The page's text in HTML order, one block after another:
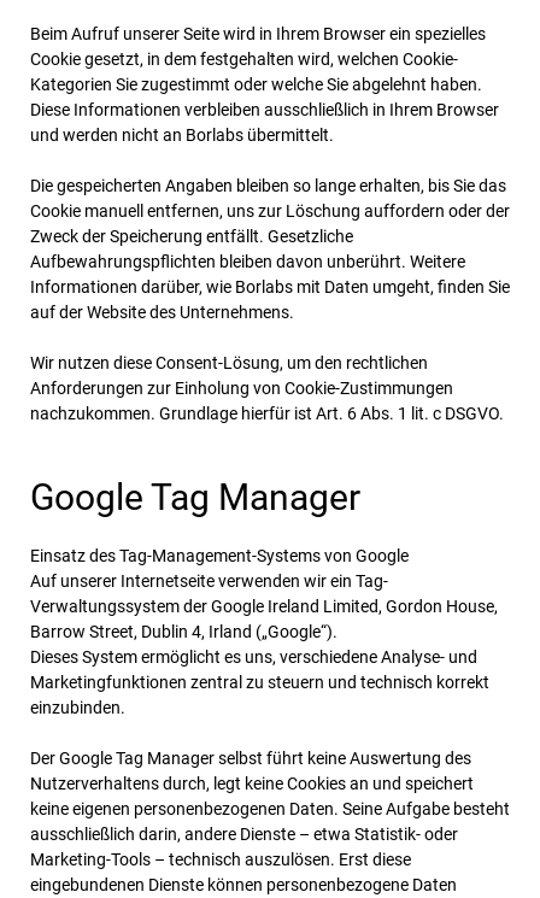
Beim Aufruf unserer Seite wird in Ihrem Browser ein spezielles
Cookie gesetzt, in dem festgehalten wird, welchen Cookie-
Kategorien Sie zugestimmt oder welche Sie abgelehnt haben.
Diese Informationen verbleiben ausschließlich in Ihrem Browser
und werden nicht an Borlabs übermittelt.
Die gespeicherten Angaben bleiben so lange erhalten, bis Sie das
Cookie manuell entfernen, uns zur Löschung auffordern oder der
Zweck der Speicherung entfällt. Gesetzliche
Aufbewahrungspflichten bleiben davon unberührt. Weitere
Informationen darüber, wie Borlabs mit Daten umgeht, finden Sie
auf der Website des Unternehmens.
Wir nutzen diese Consent-Lösung, um den rechtlichen
Anforderungen zur Einholung von Cookie-Zustimmungen
nachzukommen. Grundlage hierfür ist Art. 6 Abs. 1 lit. c DSGVO.
Google Tag Manager
Einsatz des Tag-Management-Systems von Google
Auf unserer Internetseite verwenden wir ein Tag-
Verwaltungssystem der Google Ireland Limited, Gordon House,
Barrow Street, Dublin 4, Irland („Google“).
Dieses System ermöglicht es uns, verschiedene Analyse- und
Marketingfunktionen zentral zu steuern und technisch korrekt
einzubinden.
Der Google Tag Manager selbst führt keine Auswertung des
Nutzerverhaltens durch, legt keine Cookies an und speichert
keine eigenen personenbezogenen Daten. Seine Aufgabe besteht
ausschließlich darin, andere Dienste – etwa Statistik- oder
Marketing-Tools – technisch auszulösen. Erst diese
eingebundenen Dienste können personenbezogene Daten